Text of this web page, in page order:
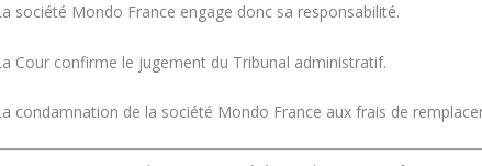
société Mondo France engage donc sa responsabilité.
Cour confirme le jugement du Tribunal administratif.
condamnation de la société Mondo France aux frais de